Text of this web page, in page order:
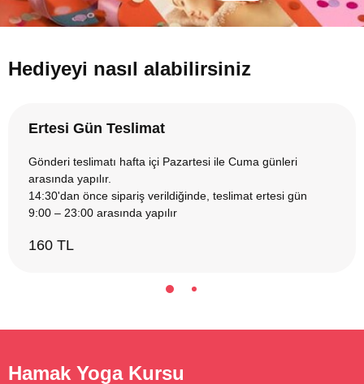
Hediyeyi nasıl alabilirsiniz
Ertesi Gün Teslimat
Gönderi teslimatı hafta içi Pazartesi ile Cuma günleri
arasında yapılır.
14:30'dan önce sipariş verildiğinde, teslimat ertesi gün
9:00 – 23:00 arasında yapılır
160 TL
Hamak Yoga Kursu